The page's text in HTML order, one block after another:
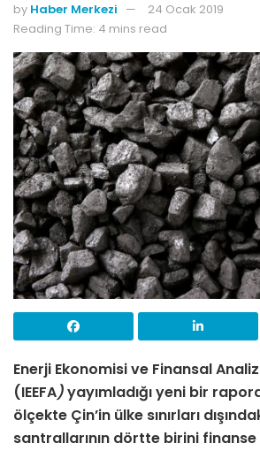
by Haber Merkezi
24 Ocak 2019
Reading Time: 4 mins read
Enerji Ekonomisi ve Finansal
(IEEFA)yayımladığı yeni bir
ölçekte Çin’in ülke sınırları
santrallarının dörtte birini